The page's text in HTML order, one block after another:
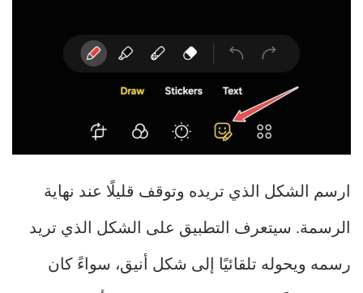
ارسم الشكل الذي تريده وتوقف قليلًا عند نهاية
الرسمة. سيتعرف التطبيق على الشكل الذي تريد
رسمه ويحوله تلقائيًا إلى شكل أنيق، سواءً كان